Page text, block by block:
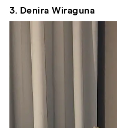
3. Denira Wiraguna